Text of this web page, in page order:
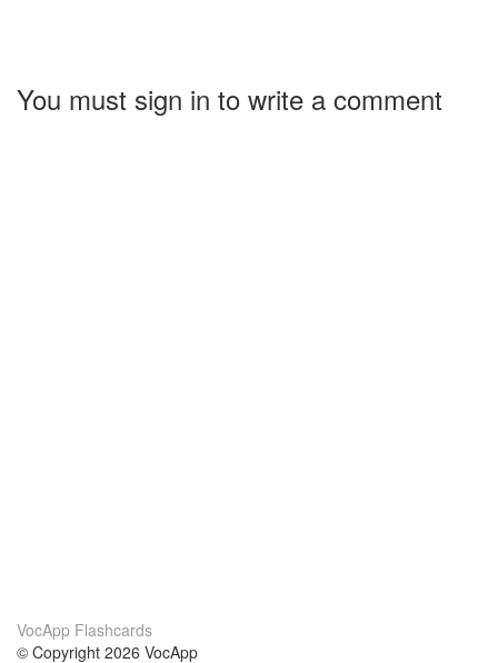
You must sign in to write a comment
VocApp Flashcards
© Copyright 2026 VocApp